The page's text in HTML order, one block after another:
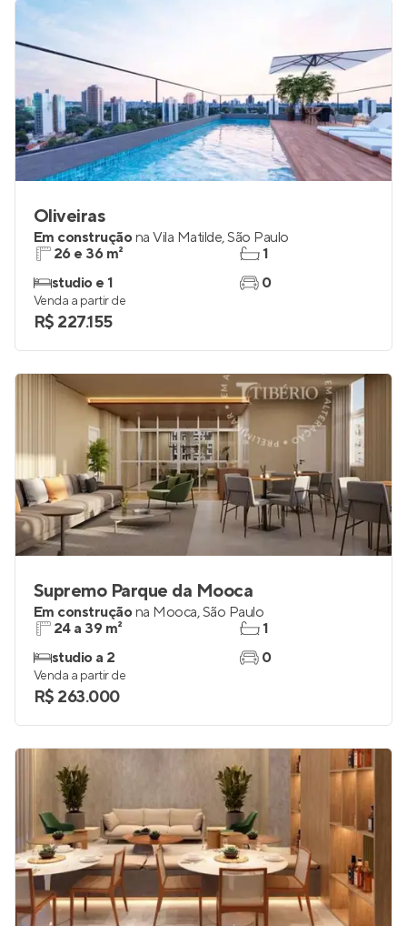
Oliveiras
Em construçãona Vila Matilde,São Paulo
26 e 36 m²
studio e 1
1
0
Venda a partir de
R$ 227.155
Supremo Parque da Mooca
Em construçãona Mooca,São Paulo
24 a 39 m²
studio a 2
1
0
Venda a partir de
R$ 263.000